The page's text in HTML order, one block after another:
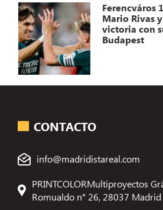
Ferencváros
Mario Rivas
victoria con
Budapest
CONTACTO
info@madridistareal.com
PRINTCOLORMultiproyectos
Romualdo n° 26, 28037 Madrid